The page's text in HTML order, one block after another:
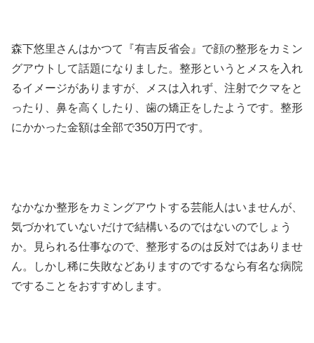
森下悠里さんはかつて『有吉反省会』で顔の整形をカミン
グアウトして話題になりました。整形というとメスを入れ
るイメージがありますが、メスは入れず、注射でクマをと
ったり、鼻を高くしたり、歯の矯正をしたようです。整形
にかかった金額は全部で350万円です。
なかなか整形をカミングアウトする芸能人はいませんが、
気づかれていないだけで結構いるのではないのでしょう
か。見られる仕事なので、整形するのは反対ではありませ
ん。しかし稀に失敗などありますのでするなら有名な病院
ですることをおすすめします。